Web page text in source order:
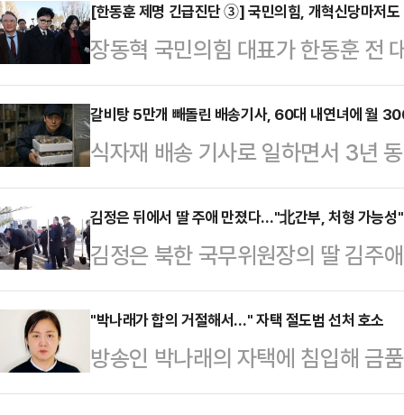
전을 하는 40대 여성이 겪은 충격
7월 22일 오후 10시쯤 울산 남구에
시 B씨는 중앙선을 넘고 택시를 가
으로 가달라"고 말했다.얼마 지나
손을 주무르듯 만지고 어깨와 팔을
자 B…
[한동훈 제명 긴급진단 ③] 국민의힘, 개혁신당마저
장동혁 국민의힘 대표가 한동훈 전
선거에서 보수야권 연대가 이뤄질
강경 일변도로 치닫는 국민의힘이
상 개혁신당과의 공조가 유일했지
도 물 건너가는 분위기다.장동혁
한 전 대표 제명을 확정지었다. 이
검' 단식을 마치고 당무에 복귀한
전 대표는 이날…
갈비탕 5만개 빼돌린 배송기사, 60대 내연녀에 월
식자재 배송 기사로 일하면서 3년
피해를 낸 40대 남성과 이를 팔아
선고됐다.30일 법조계에 따르면 서
난 15일 상습절도 혐의로 기소된
양도 혐의로 함께 재판에 넘겨진
식자재 납품 배송 기사로 일하던
울 도봉구 소재 피해 회사 물류창고
않는 점을 …
김정은 뒤에서 딸 주애 만졌다…"北간부, 처형 가능성"
김정은 북한 국무위원장의 딸 김주
이 북한 국영 방송에 공개되자 이
것이란 분석이 나왔다.북한 전문
만진 군 간부의 문제 행동… 불경한
를 통해 해당 장면에 대한 해석을
"박나래가 합의 거절해서…" 자택 절도범 선처 호소
방송인 박나래의 자택에 침입해 금
심에서 선처를 호소했다.29일 서